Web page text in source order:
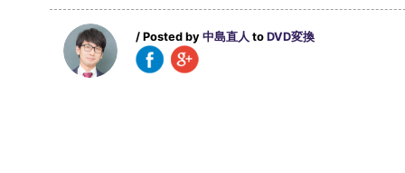
/ Posted by 中島直人 to DVD変換